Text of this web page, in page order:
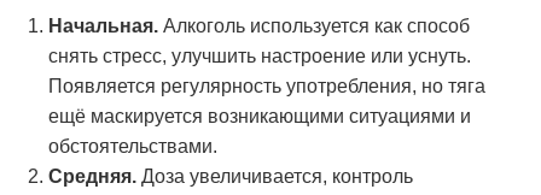
Начальная. Алкоголь используется как способ
снять стресс, улучшить настроение или уснуть.
Появляется регулярность употребления, но тяга
ещё маскируется возникающими ситуациями и
обстоятельствами.
Средняя. Доза увеличивается, контроль